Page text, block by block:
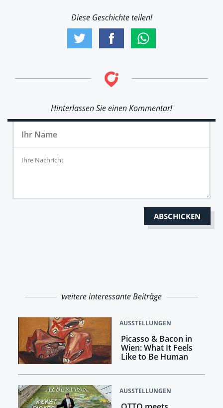
Diese Geschichte teilen!
Hinterlassen Sie einen Kommentar!
weitere interessante Beiträge
AUSSTELLUNGEN
Picasso & Bacon in
Wien: What It Feels
Like to Be Human
AUSSTELLUNGEN